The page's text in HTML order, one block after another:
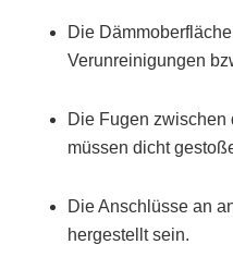
Die
Verunreinigungen
Die Fugen zwischen
müssen dicht
Die Anschlüsse an
hergestellt sein.